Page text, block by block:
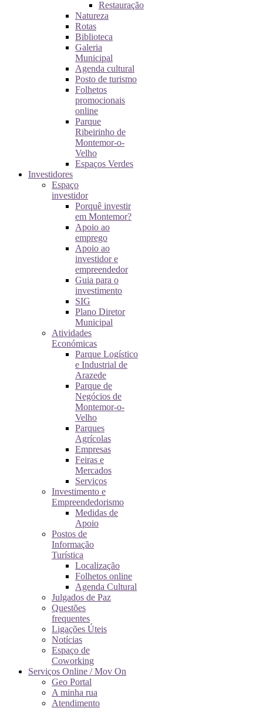
Restauração
Natureza
Rotas
Biblioteca
Galeria
Municipal
Agenda cultural
Posto de turismo
Folhetos
promocionais
online
Parque
Ribeirinho de
Montemor-o-
Velho
Espaços Verdes
Investidores
Espaço
investidor
Porquê investir
em Montemor?
Apoio ao
emprego
Apoio ao
investidor e
empreendedor
Guia para o
investimento
SIG
Plano Diretor
Municipal
Atividades
Económicas
Parque Logístico
e Industrial de
Arazede
Parque de
Negócios de
Montemor-o-
Velho
Parques
Agrícolas
Empresas
Feiras e
Mercados
Serviços
Investimento e
Empreendedorismo
Medidas de
Apoio
Postos de
Informação
Turística
Localização
Folhetos online
Agenda Cultural
Julgados de Paz
Questões
frequentes
Ligações Úteis
Notícias
Espaço de
Coworking
Serviços Online / Mov On
Geo Portal
A minha rua
Atendimento